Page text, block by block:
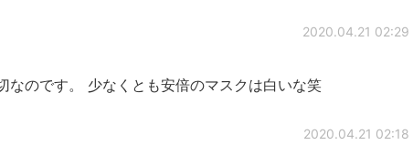
2020.04.21 02:29
のです。 少なくとも安倍のマスクは白いな笑
2020.04.21 02:18